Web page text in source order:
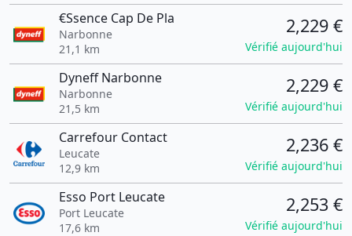
€Ssence Cap De Pla
Narbonne
21,1 km
2,229 €
Vérifié aujourd'hui
Dyneff Narbonne
Narbonne
21,5 km
2,229 €
Vérifié aujourd'hui
Carrefour Contact
Leucate
12,9 km
2,236 €
Vérifié aujourd'hui
Esso Port Leucate
Port Leucate
17,6 km
2,253 €
Vérifié aujourd'hui